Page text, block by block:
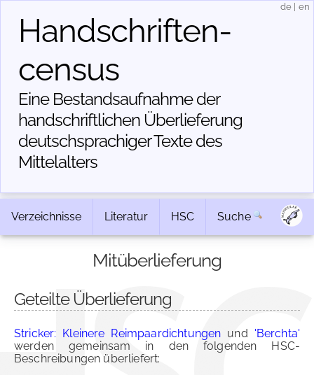
Handschriften­
census
Eine Bestandsaufnahme der
handschriftlichen Über­lieferung
deutschsprachiger Texte des
Mittelalters
de en
Verzeichnisse Literatur HSC Suche
Mitüberlieferung
Geteilte Überlieferung
Stricker: Kleinere Reimpaardichtungen und 'Berchta'
werden gemeinsam in den folgenden HSC-
Beschreibungen überliefert: